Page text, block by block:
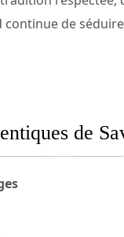
continue de
de